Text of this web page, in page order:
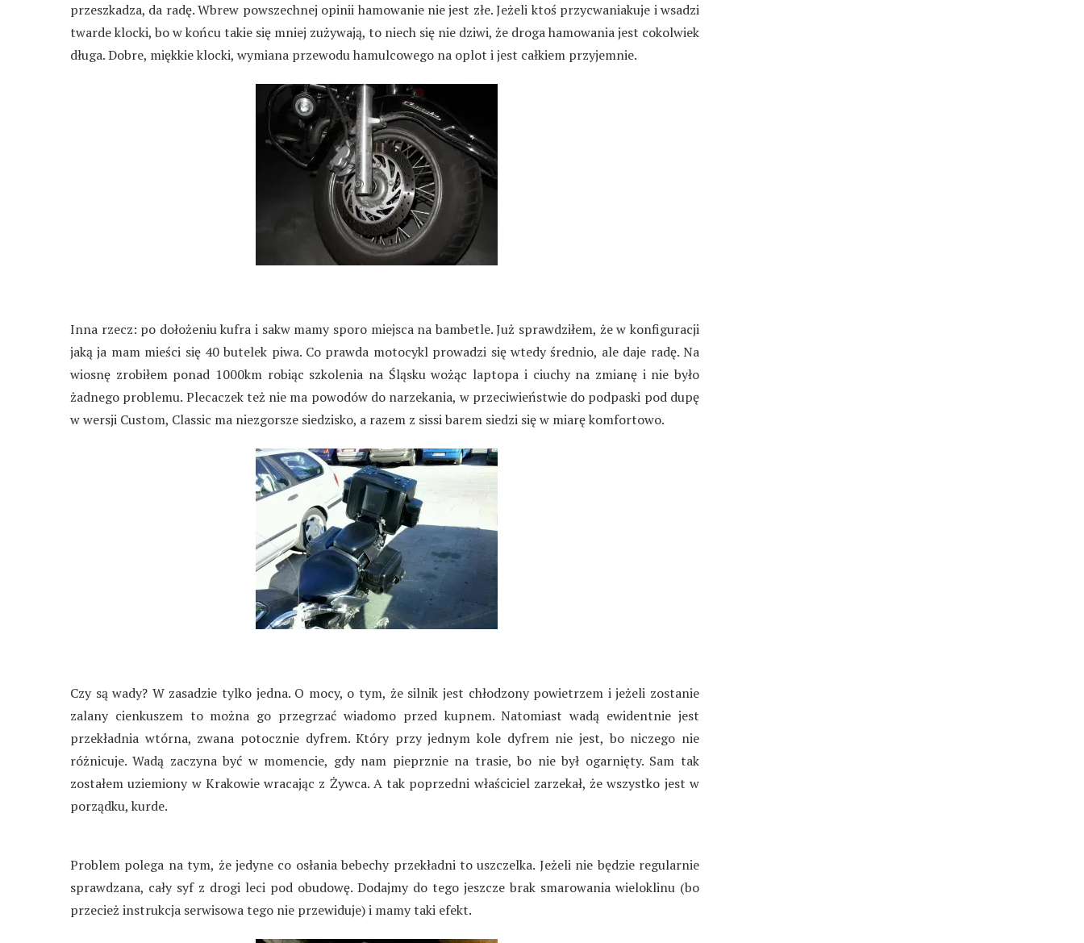
przeszkadza, da radę. Wbrew powszechnej opinii hamowanie nie jest złe. Jeżeli ktoś przycwaniakuje i wsadzi
twarde klocki, bo w końcu takie się mniej zużywają, to niech się nie dziwi, że droga hamowania jest cokolwiek
długa. Dobre, miękkie klocki, wymiana przewodu hamulcowego na oplot i jest całkiem przyjemnie.
Inna rzecz: po dołożeniu kufra i sakw mamy sporo miejsca na bambetle. Już sprawdziłem, że w konfiguracji
jaką ja mam mieści się 40 butelek piwa. Co prawda motocykl prowadzi się wtedy średnio, ale daje radę. Na
wiosnę zrobiłem ponad 1000km robiąc szkolenia na Śląsku wożąc laptopa i ciuchy na zmianę i nie było
żadnego problemu. Plecaczek też nie ma powodów do narzekania, w przeciwieństwie do podpaski pod dupę
w wersji Custom, Classic ma niezgorsze siedzisko, a razem z sissi barem siedzi się w miarę komfortowo.
Czy są wady? W zasadzie tylko jedna. O mocy, o tym, że silnik jest chłodzony powietrzem i jeżeli zostanie
zalany cienkuszem to można go przegrzać wiadomo przed kupnem. Natomiast wadą ewidentnie jest
przekładnia wtórna, zwana potocznie dyfrem. Który przy jednym kole dyfrem nie jest, bo niczego nie
różnicuje. Wadą zaczyna być w momencie, gdy nam pieprznie na trasie, bo nie był ogarnięty. Sam tak
zostałem uziemiony w Krakowie wracając z Żywca. A tak poprzedni właściciel zarzekał, że wszystko jest w
porządku, kurde.
Problem polega na tym, że jedyne co osłania bebechy przekładni to uszczelka. Jeżeli nie będzie regularnie
sprawdzana, cały syf z drogi leci pod obudowę. Dodajmy do tego jeszcze brak smarowania wieloklinu (bo
przecież instrukcja serwisowa tego nie przewiduje) i mamy taki efekt.